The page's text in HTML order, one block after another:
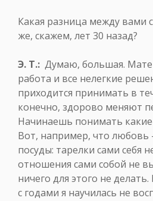
Какая разница между вами
же, скажем, лет 30 назад?
Э. Т.: Думаю, большая.
работа и все нелегкие
приходится принимать в
конечно, здорово меняют
Начинаешь понимать
Вот, например, что любовь
посуды: тарелки сами себя
отношения сами собой не
ничего для этого не
с годами я научилась не